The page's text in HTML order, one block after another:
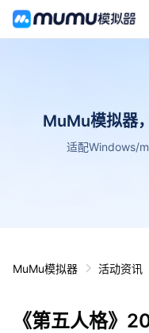
MuMu模拟器
适配Windows/
MuMu模拟器 活动资讯
《第五人格》